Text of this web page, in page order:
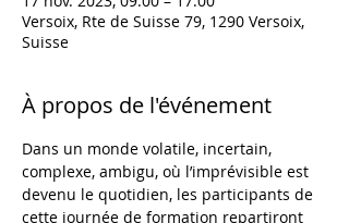
Versoix, Rte de Suisse 79, 1290 Versoix,
Suisse
À propos de l'événement
Dans un monde volatile, incertain,
complexe, ambigu, où l’imprévisible est
devenu le quotidien, les participants de
cette journée de formation repartiront